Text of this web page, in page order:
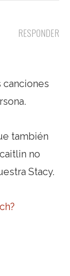
RESPONDER
también
no
Stacy.